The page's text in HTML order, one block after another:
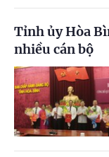
Tỉnh ủy Hòa
nhiều cán bộ